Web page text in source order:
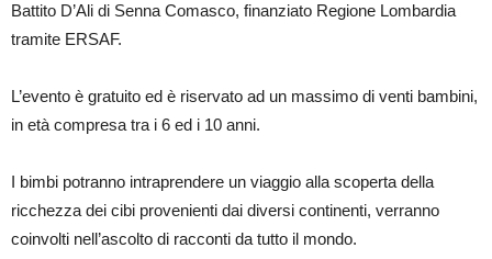
Battito D’Ali di Senna Comasco, finanziato Regione Lombardia
tramite ERSAF.
L’evento è gratuito ed è riservato ad un massimo di venti bambini,
in età compresa tra i 6 ed i 10 anni.
I bimbi potranno intraprendere un viaggio alla scoperta della
ricchezza dei cibi provenienti dai diversi continenti, verranno
coinvolti nell’ascolto di racconti da tutto il mondo.